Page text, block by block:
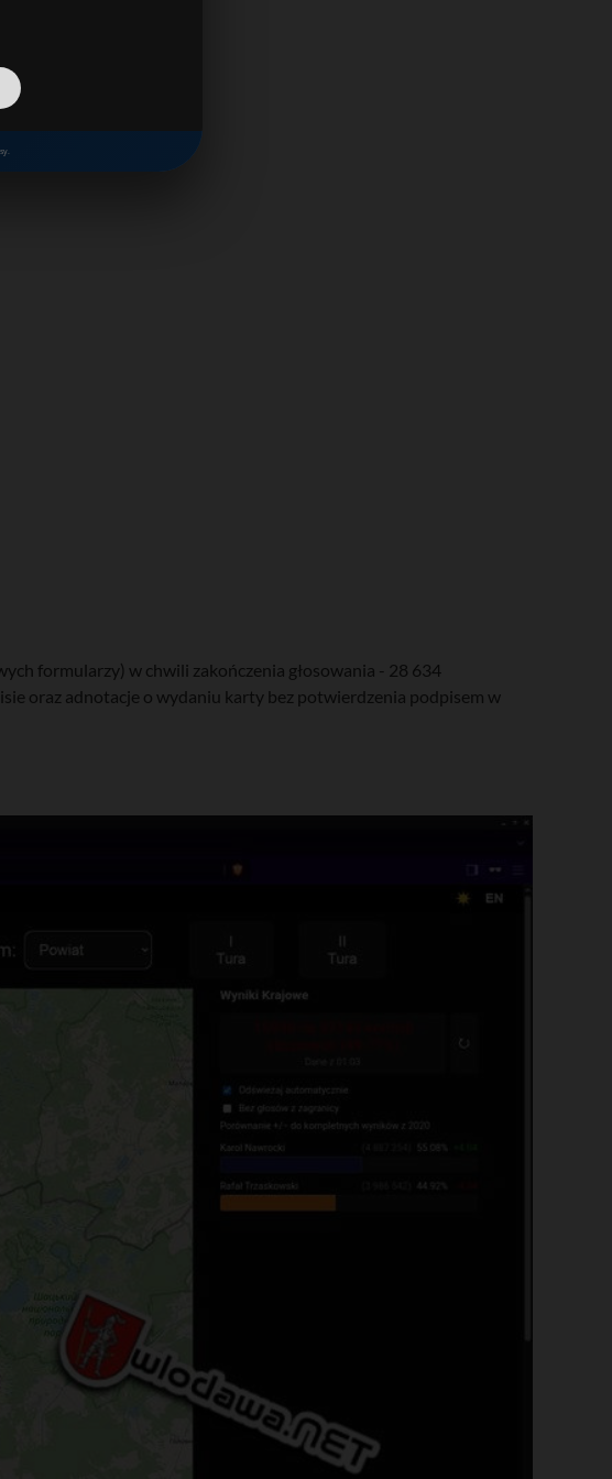
formularzy) w chwili zakończenia głosowania - 28 634
oraz adnotacje o wydaniu karty bez potwierdzenia podpisem w